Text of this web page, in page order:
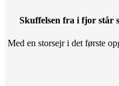
Skuffelsen fra i fjor står
Med en storsejr i det første